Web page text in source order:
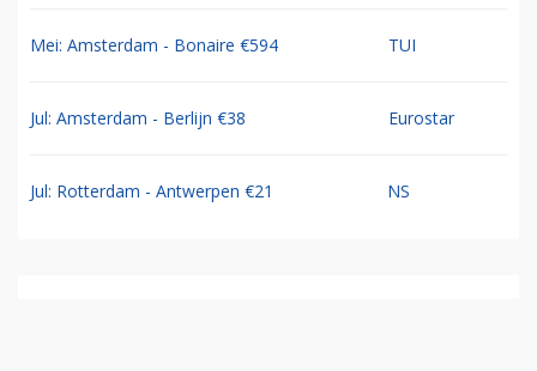
Mei: Amsterdam - Bonaire €594 TUI
Jul: Amsterdam - Berlijn €38 Eurostar
Jul: Rotterdam - Antwerpen €21 NS